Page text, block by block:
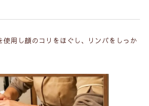
使用し顔のコリをほぐし、リンパをしっか